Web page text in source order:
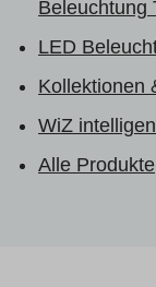
Beleuchtung
LED
Kollektionen
WiZ
Alle Produkte